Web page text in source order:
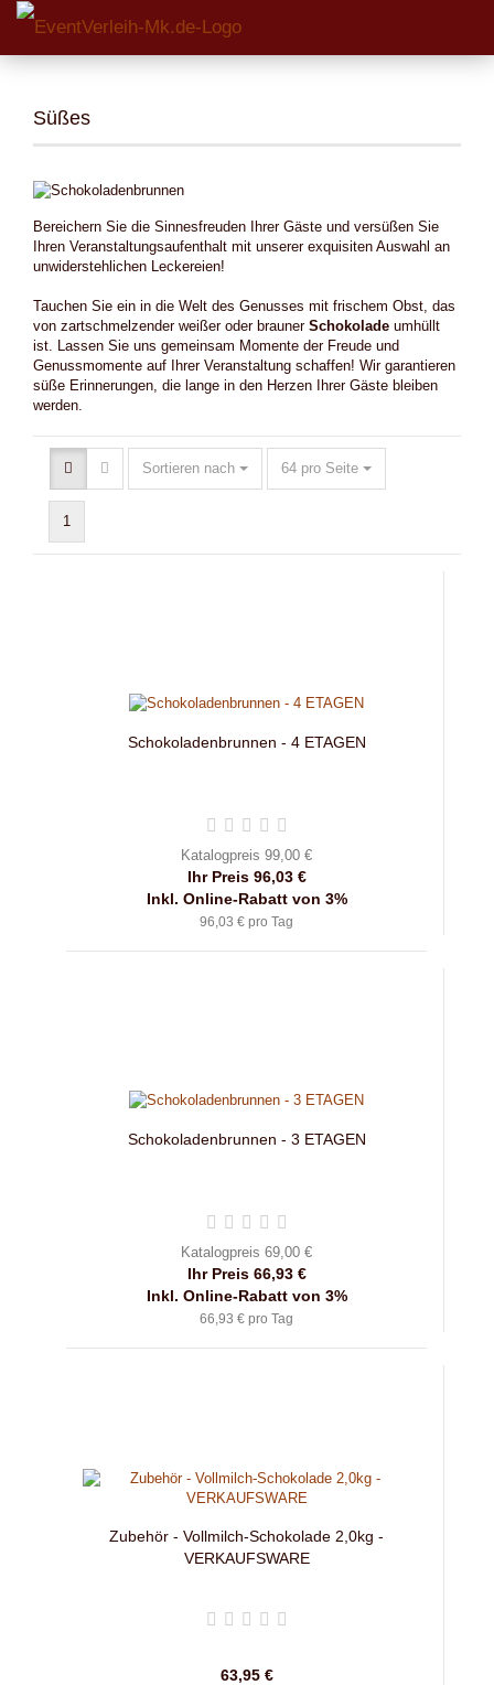
Süßes
Bereichern Sie die Sinnesfreuden Ihrer Gäste und versüßen Sie
Ihren Veranstaltungsaufenthalt mit unserer exquisiten Auswahl an
unwiderstehlichen Leckereien!
Tauchen Sie ein in die Welt des Genusses mit frischem Obst, das
von zartschmelzender weißer oder brauner Schokolade umhüllt
ist. Lassen Sie uns gemeinsam Momente der Freude und
Genussmomente auf Ihrer Veranstaltung schaffen! Wir garantieren
süße Erinnerungen, die lange in den Herzen Ihrer Gäste bleiben
werden.
Sortieren nach 64 pro Seite
1
Schokoladenbrunnen - 4 ETAGEN
Katalogpreis 99,00 €
Ihr Preis 96,03 €
Inkl. Online-Rabatt von 3%
96,03 € pro Tag
Schokoladenbrunnen - 3 ETAGEN
Katalogpreis 69,00 €
Ihr Preis 66,93 €
Inkl. Online-Rabatt von 3%
66,93 € pro Tag
Zubehör - Vollmilch-Schokolade 2,0kg -
VERKAUFSWARE
63,95 €